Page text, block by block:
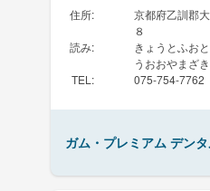
住所:
京都府乙訓郡
８
読み:
きょうとふお
うおおやまざき
TEL : 075-754-7762
ガム・プレミアム デン